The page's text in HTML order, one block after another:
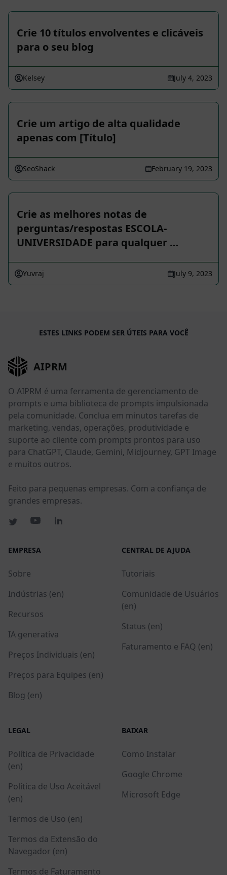
Crie 10 títulos envolventes e clicáveis
para o seu blog
Kelsey July 4, 2023
Crie um artigo de alta qualidade
apenas com [Título]
SeoShack February 19, 2023
Crie as melhores notas de
perguntas/respostas ESCOLA-
UNIVERSIDADE para qualquer …
Yuvraj July 9, 2023
ESTES LINKS PODEM SER ÚTEIS PARA VOCÊ
AIPRM
O AIPRM é uma ferramenta de gerenciamento de
prompts e uma biblioteca de prompts impulsionada
pela comunidade. Conclua em minutos tarefas de
marketing, vendas, operações, produtividade e
suporte ao cliente com prompts prontos para uso
para ChatGPT, Claude, Gemini, Midjourney, GPT Image
e muitos outros.
Feito para pequenas empresas. Com a confiança de
grandes empresas.
EMPRESA
Sobre
Indústrias (en)
Recursos
IA generativa
Preços Individuais (en)
Preços para Equipes (en)
Blog (en)
CENTRAL DE AJUDA
Tutoriais
Comunidade de Usuários
(en)
Status (en)
Faturamento e FAQ (en)
LEGAL
Política de Privacidade
(en)
Política de Uso Aceitável
(en)
Termos de Uso (en)
Termos da Extensão do
Navegador (en)
Termos de Faturamento
BAIXAR
Como Instalar
Google Chrome
Microsoft Edge